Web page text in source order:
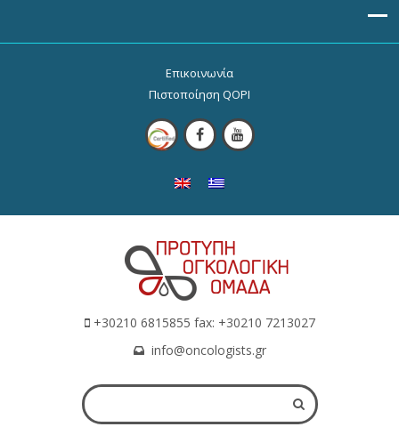
Επικοινωνία
Πιστοποίηση QOPI
+30210 6815855 fax: +30210 7213027
info@oncologists.gr